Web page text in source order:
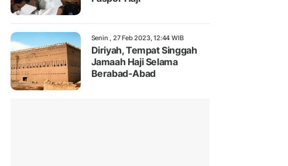
Senin , 27 Feb 2023, 12:44 WIB
Diriyah, Tempat Singgah
Jamaah Haji Selama
Berabad-Abad